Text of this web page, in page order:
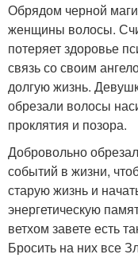
Обрядом черной
женщины волосы.
потеряет здоровье
связь со своим
долгую жизнь.
обрезали волосы
проклятия и позора.
Добровольно
событий в жизни,
старую жизнь и
энергетическую
ветхом завете есть
Бросить на них все